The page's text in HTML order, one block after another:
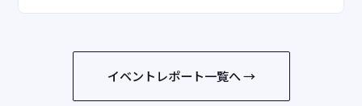
イベントレポート一覧へ →